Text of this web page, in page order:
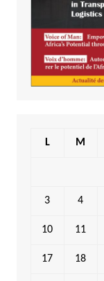
L M
3 4
10 11
17 18